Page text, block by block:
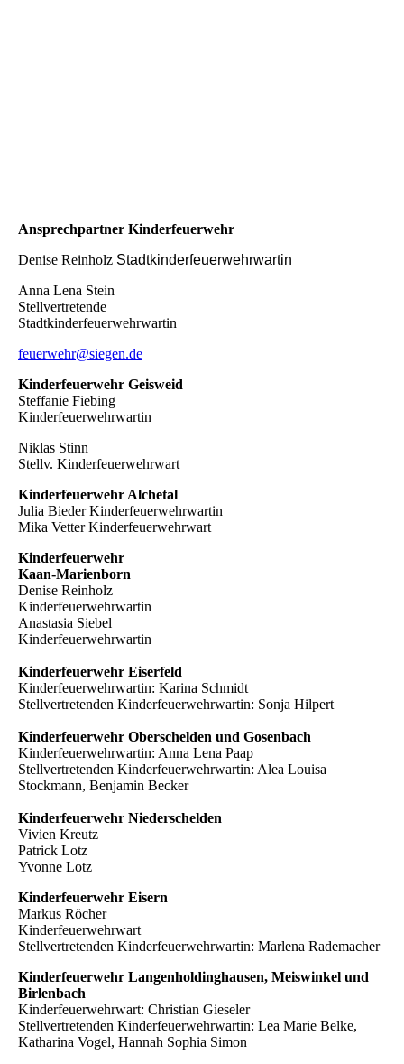
Ansprechpartner Kinderfeuerwehr
Denise Reinholz Stadtkinderfeuerwehrwartin
Anna Lena Stein
Stellvertretende
Stadtkinderfeuerwehrwartin
feuerwehr@siegen.de
Kinderfeuerwehr Geisweid
Steffanie Fiebing
Kinderfeuerwehrwartin
Niklas Stinn
Stellv. Kinderfeuerwehrwart
Kinderfeuerwehr Alchetal
Julia Bieder Kinderfeuerwehrwartin
Mika Vetter Kinderfeuerwehrwart
Kinderfeuerwehr
Kaan-Marienborn
Denise Reinholz
Kinderfeuerwehrwartin
Anastasia Siebel
Kinderfeuerwehrwartin
Kinderfeuerwehr Eiserfeld
Kinderfeuerwehrwartin: Karina Schmidt
Stellvertretenden Kinderfeuerwehrwartin: Sonja Hilpert
Kinderfeuerwehr Oberschelden und Gosenbach
Kinderfeuerwehrwartin: Anna Lena Paap
Stellvertretenden Kinderfeuerwehrwartin: Alea Louisa
Stockmann, Benjamin Becker
Kinderfeuerwehr Niederschelden
Vivien Kreutz
Patrick Lotz
Yvonne Lotz
Kinderfeuerwehr Eisern
Markus Röcher
Kinderfeuerwehrwart
Stellvertretenden Kinderfeuerwehrwartin: Marlena Rademacher
Kinderfeuerwehr Langenholdinghausen, Meiswinkel und
Birlenbach
Kinderfeuerwehrwart: Christian Gieseler
Stellvertretenden Kinderfeuerwehrwartin: Lea Marie Belke,
Katharina Vogel, Hannah Sophia Simon